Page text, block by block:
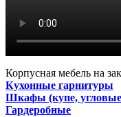
Корпусная мебель на
Кухонные гарнитуры
Шкафы (купе,
Гардеробные